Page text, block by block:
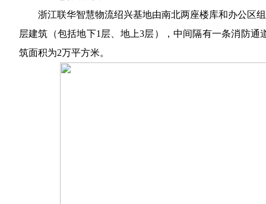
浙江联华智慧物流绍兴基地由南北两座楼库和办公区
层建筑（包括地下1 层、地上3层），中间隔有一条消防通
筑面积为2万平方米。